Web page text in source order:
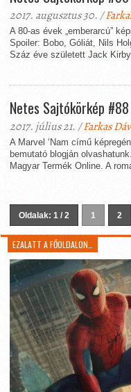
2017. augusztus 30. /
A 80-as évek „emberarcú”
Spoiler: Bobo, Góliát, Nils
Száz éve született Jack
Netes Sajtókörkép #88
2017. július 21. /Farkas
A Marvel ‘Nam című
bemutató blogján
Magyar Termék Online. A
Oldalak: 1 / 2 1 2
EZALATT A FŐOLDALON…